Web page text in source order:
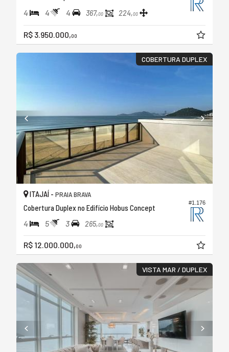
4 4 4 367,00 224,00
R$ 3.950.000,00
COBERTURA DUPLEX
#1.176
ITAJAÍ - PRAIA BRAVA
Cobertura Duplex no Edifício Hobus Concept
4 5 3 265,00
R$ 12.000.000,00
VISTA MAR / DUPLEX